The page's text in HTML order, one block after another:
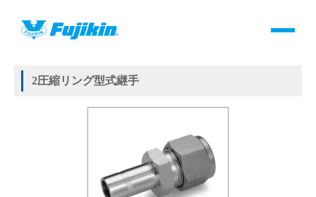
製品情報
HOME 製品情報
2圧縮リング型式継手